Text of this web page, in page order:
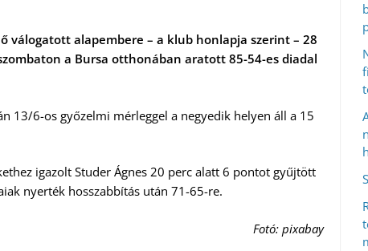
válogatott alapembere – a klub honlapja szerint – 28
a Bursa otthonában aratott 85-54-es diadal
13/6-os győzelmi mérleggel a negyedik helyen áll a 15
igazolt Studer Ágnes 20 perc alatt 6 pontot gyűjtött
nyerték hosszabbítás után 71-65-re.
Fotó: pixabay